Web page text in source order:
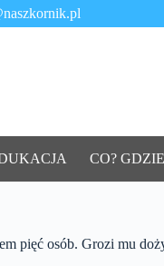
CO?
pięć osób. Grozi mu